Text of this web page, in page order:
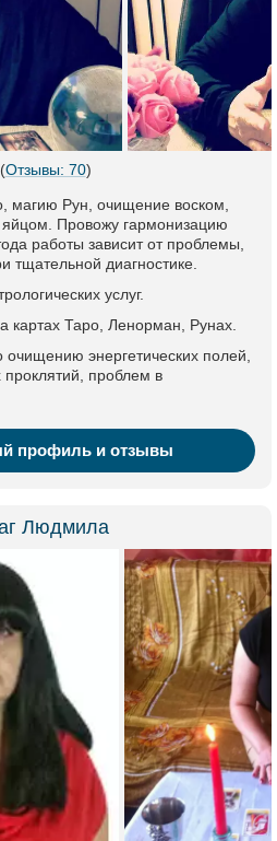
(Отзывы: 70)
магию Рун, очищение воском,
Провожу гармонизацию
работы зависит от проблемы,
тщательной диагностике.
услуг.
картах Таро, Ленорман, Рунах.
энергетических полей,
проблем в
профиль и отзывы
Людмила